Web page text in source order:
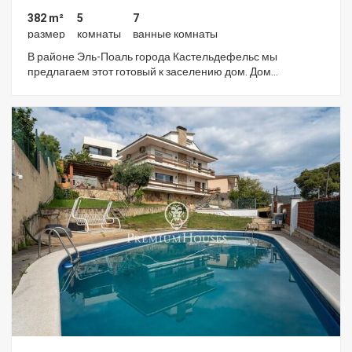
382 m²
размер
5
комнаты
7
ванные комнаты
В районе Эль-Поаль города Кастельдефельс мы
предлагаем этот готовый к заселению дом. Дом
пять автомобилей. Дом состоит из четырех этажей. На
первом этаже находится гостиная, представляющая
собой просторную двухуровневую гостиную-столовую с
камином. Из гостиной есть выход в сад с бассейном и
зоной барбекю. Рядом с этим этажом расположены
отдельная кухня, спальня с двуспальной кроватью,
кабинет и игровая комната. На этом же этаже находится
ванная комната и гостевой туалет. На втором этаже
находится спальная зона, состоящая из двух спален с
двуспальными кроватями и ванными комнатами. Обе
спальни имеют выход на террасу с видом на горный
массив Гарраф. На третьем этаже расположена
дополнительная спальная зона с двумя спальнями с
двуспальными кроватями. Обе спальни находятся на двух
уровнях. На этом же этаже находится ванная комната. На
цокольном этаже расположены спальня для персонала,